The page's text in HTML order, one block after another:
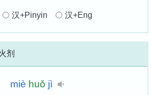
汉+Pinyin 汉+Eng
剂
miè huǒ jì